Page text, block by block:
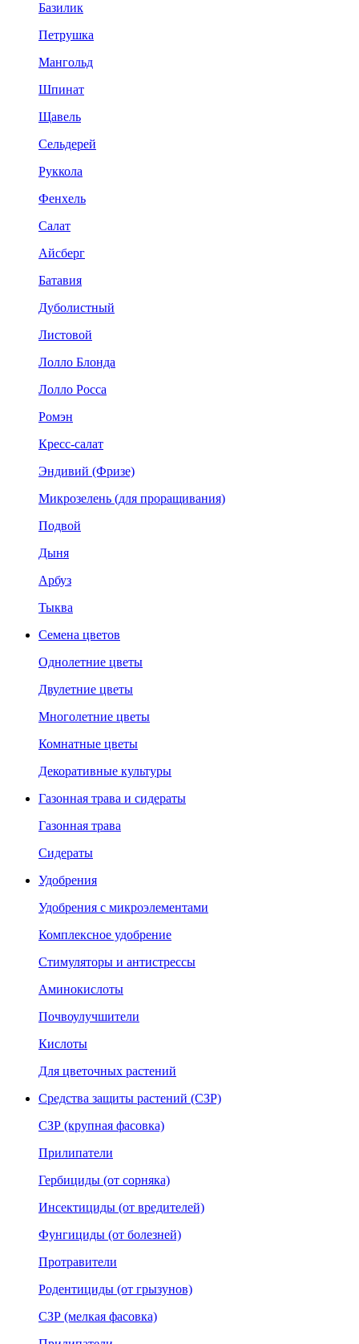
Базилик
Петрушка
Мангольд
Шпинат
Щавель
Сельдерей
Руккола
Фенхель
Салат
Айсберг
Батавия
Дуболистный
Листовой
Лолло Блонда
Лолло Росса
Ромэн
Кресс-салат
Эндивий (Фризе)
Микрозелень (для проращивания)
Подвой
Дыня
Арбуз
Тыква
Семена цветов
Однолетние цветы
Двулетние цветы
Многолетние цветы
Комнатные цветы
Декоративные культуры
Газонная трава и сидераты
Газонная трава
Сидераты
Удобрения
Удобрения с микроэлементами
Комплексное удобрение
Стимуляторы и антистрессы
Аминокислоты
Почвоулучшители
Кислоты
Для цветочных растений
Средства защиты растений (СЗР)
СЗР (крупная фасовка)
Прилипатели
Гербициды (от сорняка)
Инсектициды (от вредителей)
Фунгициды (от болезней)
Протравители
Родентициды (от грызунов)
СЗР (мелкая фасовка)